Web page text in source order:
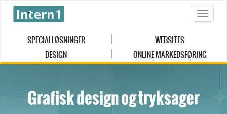
Toggle
SPECIALLØSNINGER
WEBSITES
DESIGN
ONLINE MARKEDSFØRING
Grafisk design og tryksager